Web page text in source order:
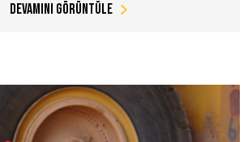
Devamını Görüntüle